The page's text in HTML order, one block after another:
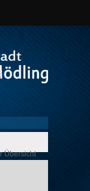
Übersicht